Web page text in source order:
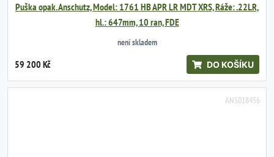
Puška opak. Anschutz, Model: 1761 HB APR LR MDT XRS, Ráže: .22LR,
hl.: 647mm, 10 ran, FDE
není skladem
59 200 Kč DO KOŠÍKU
ANS018456